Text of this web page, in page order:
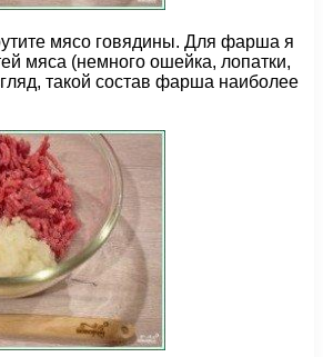
мясо говядины. Для фарша я
мяса (немного ошейка, лопатки,
такой состав фарша наиболее